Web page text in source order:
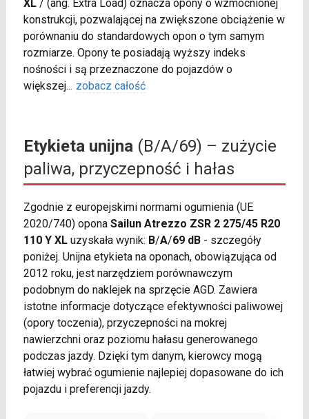
XL/ (ang. Extra Load) oznacza opony o wzmocnionej
konstrukcji, pozwalającej na zwiększone obciążenie w
porównaniu do standardowych opon o tym samym
rozmiarze. Opony te posiadają wyższy indeks
nośności i są przeznaczone do pojazdów o
większej... zobacz całość
Etykieta unijna(B/A/69) – zużycie
paliwa, przyczepność i hałas
Zgodnie z europejskimi normami ogumienia (UE
2020/740) opona Sailun Atrezzo ZSR 2 275/45 R20
110 Y XLuzyskała wynik: B/A/69 dB- szczegóły
poniżej. Unijna etykieta na oponach, obowiązująca od
2012 roku, jest narzędziem porównawczym
podobnym do naklejek na sprzęcie AGD. Zawiera
istotne informacje dotyczące efektywności paliwowej
(opory toczenia), przyczepności na mokrej
nawierzchni oraz poziomu hałasu generowanego
podczas jazdy. Dzięki tym danym, kierowcy mogą
łatwiej wybrać ogumienie najlepiej dopasowane do ich
pojazdu i preferencji jazdy.